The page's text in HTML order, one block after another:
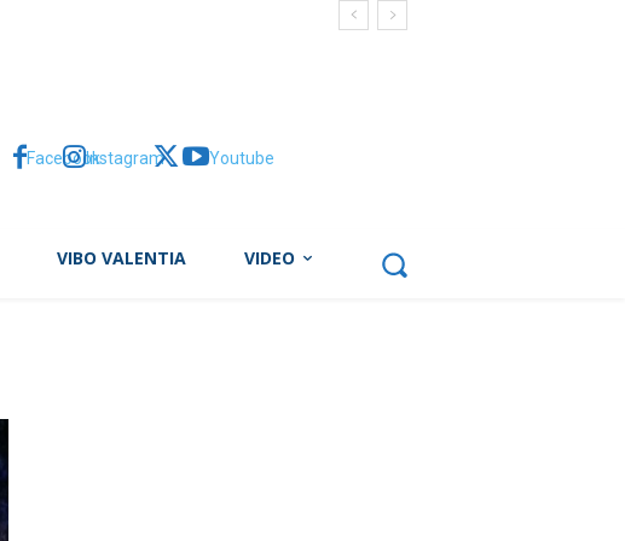
FacebookInstagram X Youtube
VIBO VALENTIA VIDEO